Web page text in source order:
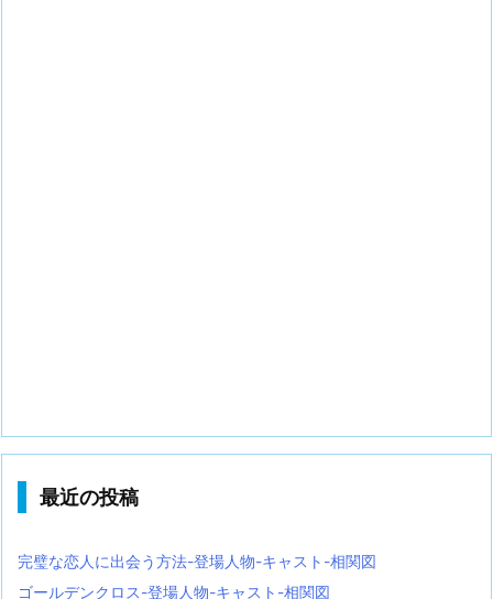
最近の投稿
完璧な恋人に出会う方法-登場人物-キャスト-相関図
ゴールデンクロス-登場人物-キャスト-相関図